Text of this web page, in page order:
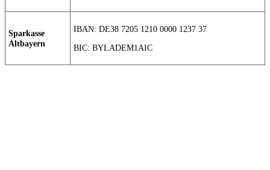
Sparkasse
Altbayern
IBAN: DE38 7205 1210 0000 1237 37
BIC: BYLADEM1AIC